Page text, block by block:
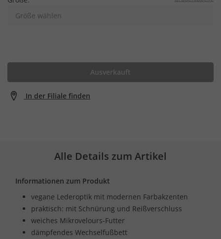
Größe wählen
Ausverkauft
In der Filiale finden
Alle Details zum Artikel
Informationen zum Produkt
vegane Lederoptik mit modernen Farbakzenten
praktisch: mit Schnürung und Reißverschluss
weiches Mikrovelours-Futter
dämpfendes Wechselfußbett